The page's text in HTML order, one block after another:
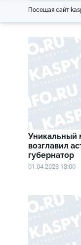
Посещая сайт
Уникальный
возглавил
губернатор
01.04.2023 13:00